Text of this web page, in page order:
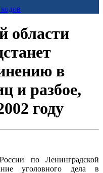
области
в
и разбое,
году
по Ленинградской
уголовного дела в